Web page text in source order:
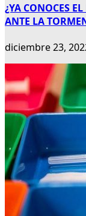
¿YA CONOCES
ANTE LA
diciembre 23,